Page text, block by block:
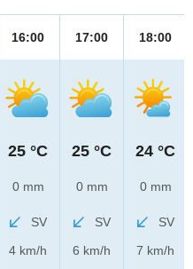
16:00
25 °C
0 mm
SV
4 km/h
17:00
25 °C
0 mm
SV
6 km/h
18:00
24 °C
0 mm
SV
7 km/h